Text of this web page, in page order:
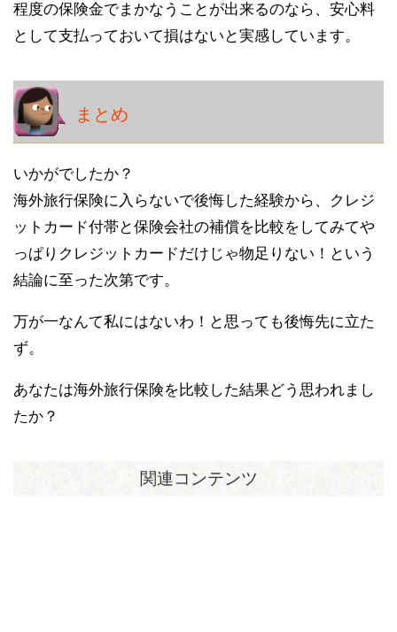
程度の保険金でまかなうことが出来るのなら、安心料
として支払っておいて損はないと実感しています。
まとめ
いかがでしたか？
海外旅行保険に入らないで後悔した経験から、クレジ
ットカード付帯と保険会社の補償を比較をしてみてや
っぱりクレジットカードだけじゃ物足りない！という
結論に至った次第です。
万が一なんて私にはないわ！と思っても後悔先に立た
ず。
あなたは海外旅行保険を比較した結果どう思われまし
たか？
関連コンテンツ